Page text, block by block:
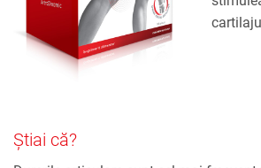
Știai că?